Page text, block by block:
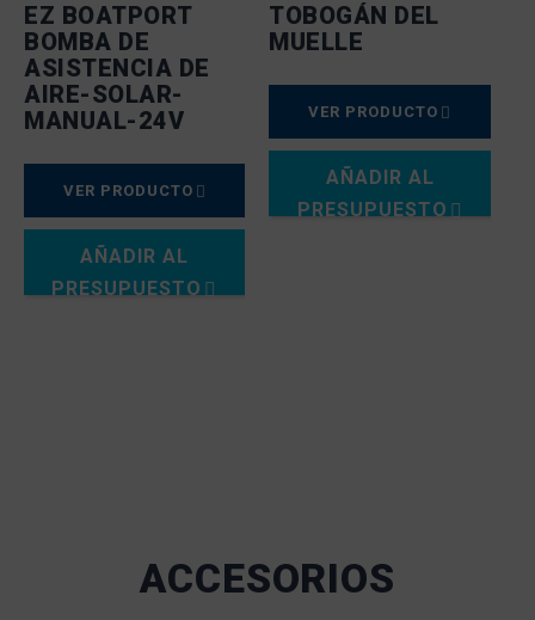
EZ BOATPORT
BOMBA DE
ASISTENCIA DE
AIRE-SOLAR-
MANUAL-24V
VER PRODUCTO
AÑADIR AL
PRESUPUESTO
TOBOGÁN DEL
MUELLE
VER PRODUCTO
AÑADIR AL
PRESUPUESTO
ACCESORIOS